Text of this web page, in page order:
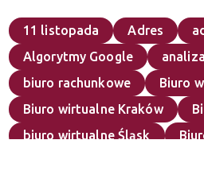
11 listopada Adres
Algorytmy Google
biuro rachunkowe
Biuro
Biuro wirtualne Kraków
biuro wirtualne Śląsk